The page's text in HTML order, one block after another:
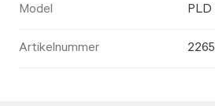
Model PLD
Artikelnummer